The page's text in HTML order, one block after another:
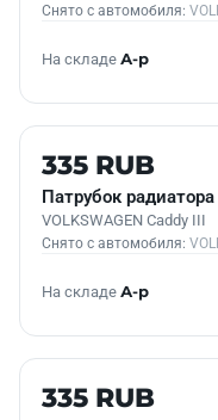
Снято с автомобиля:
На складе А-р
Б/У В НАЛИЧИИ
335 RUB
Патрубок
VOLKSWAGEN Caddy III
Снято с автомобиля:
На складе А-р
Б/У В НАЛИЧИИ
335 RUB